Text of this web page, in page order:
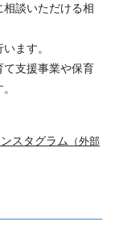
談いただける相
ます。
て支援事業や保育
スタグラム
（外部